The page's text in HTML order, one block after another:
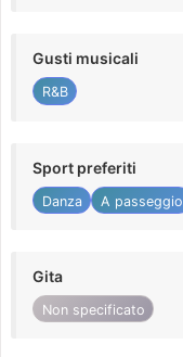
Gusti musicali
R&B
Sport preferiti
Danza A passeggio
Gita
Non specificato